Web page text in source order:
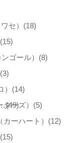
セ） (18)
(15)
ゴール） (8)
(3)
(14)
カークランドシグネチャー）(49)
ーズ） (5)
ーハート） (12)
(15)